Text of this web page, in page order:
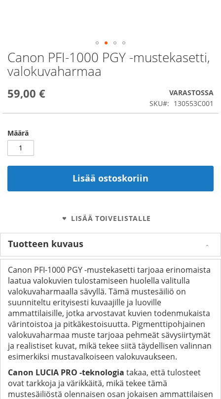
Canon PFI-1000 PGY -mustekasetti,
valokuvaharmaa
59,00 €
VARASTOSSA
SKU
130553C001
Määrä
Lisää ostoskoriin
LISÄÄ TOIVELISTALLE
Skip
to
the
of
Tuotteen kuvaus
Canon PFI-1000 PGY -mustekasetti tarjoaa erinomaista
laatua valokuvien tulostamiseen huolella valitulla
valokuvaharmaalla sävyllä. Tämä mustesäiliö on
suunniteltu erityisesti kuvaajille ja luoville
ammattilaisille, jotka arvostavat kuvien todenmukaista
värintoistoa ja pitkäkestoisuutta. Pigmenttipohjainen
valokuvaharmaa muste tarjoaa pehmeät sävysiirtymät
ja realistiset kuvat, mikä tekee siitä täydellisen valinnan
esimerkiksi mustavalkoiseen valokuvaukseen.
Canon LUCIA PRO -teknologia takaa, että tulosteet
ovat tarkkoja ja värikkäitä, mikä tekee tämä
mustesäiliöstä olennaisen osan jokaisen ammattilaisen